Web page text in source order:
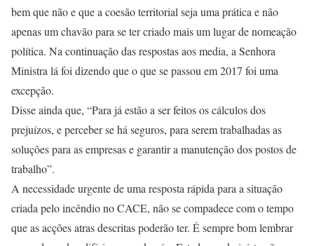
bem que não e que a coesão territorial seja uma prática e não
apenas um chavão para se ter criado mais um lugar de nomeação
política. Na continuação das respostas aos media, a Senhora
Ministra lá foi dizendo que o que se passou em 2017 foi uma
excepção.
Disse ainda que, “Para já estão a ser feitos os cálculos dos
prejuízos, e perceber se há seguros, para serem trabalhadas as
soluções para as empresas e garantir a manutenção dos postos de
trabalho”.
A necessidade urgente de uma resposta rápida para a situação
criada pelo incêndio no CACE, não se compadece com o tempo
que as acções atras descritas poderão ter. É sempre bom lembrar